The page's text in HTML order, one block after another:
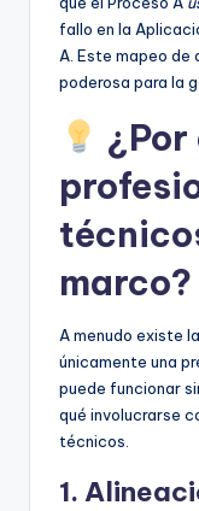
fallo en la
A. Este mapeo de
poderosa para la
¿Por
marco?
A menudo existe
únicamente una
puede funcionar
qué involucrarse
técnicos.
1.